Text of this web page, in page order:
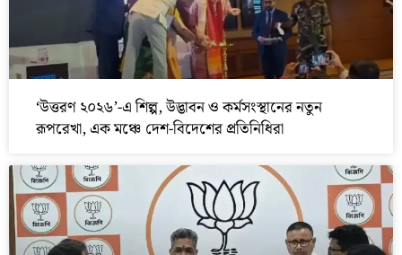
‘উত্তরণ ২০২৬’-এ শিল্প, উদ্ভাবন ও কর্মসংস্থানের নতুন
রূপরেখা, এক মঞ্চে দেশ-বিদেশের প্রতিনিধিরা